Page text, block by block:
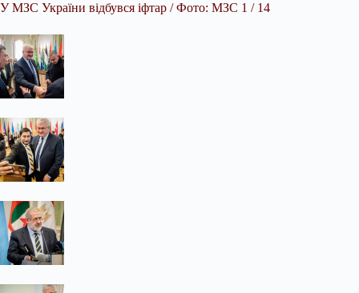
У МЗС України відбувся іфтар / Фото: МЗС 1 / 14